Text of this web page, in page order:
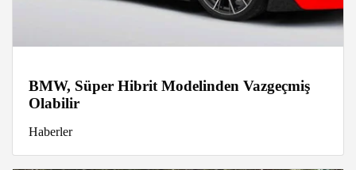
BMW, Süper Hibrit Modelinden Vazgeçmiş
Olabilir
Haberler